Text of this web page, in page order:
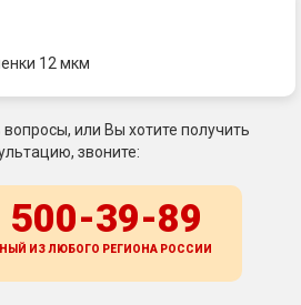
12 мкм
вопросы, или Вы хотите получить
звоните:
500-39-89
ИЗ ЛЮБОГО РЕГИОНА РОССИИ